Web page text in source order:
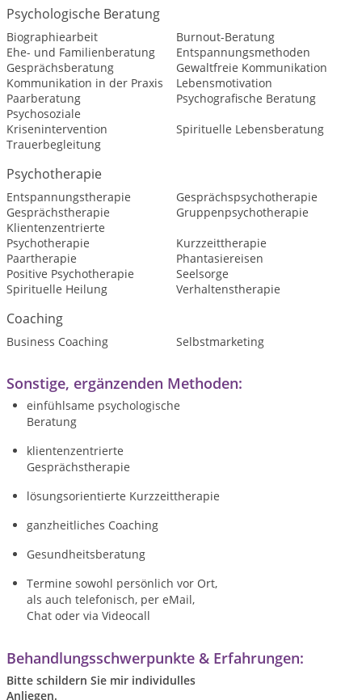
Psychologische Beratung
Biographiearbeit
Burnout-Beratung
Ehe- und Familienberatung
Entspannungsmethoden
Gesprächsberatung
Gewaltfreie Kommunikation
Kommunikation in der Praxis
Lebensmotivation
Paarberatung
Psychografische Beratung
Psychosoziale
Krisenintervention
Spirituelle Lebensberatung
Trauerbegleitung
Psychotherapie
Entspannungstherapie
Gesprächspsychotherapie
Gesprächstherapie
Gruppenpsychotherapie
Klientenzentrierte
Psychotherapie
Kurzzeittherapie
Paartherapie
Phantasiereisen
Positive Psychotherapie
Seelsorge
Spirituelle Heilung
Verhaltenstherapie
Coaching
Business Coaching Selbstmarketing
Sonstige, ergänzenden Methoden:
einfühlsame psychologische
Beratung
klientenzentrierte
Gesprächstherapie
lösungsorientierte Kurzzeittherapie
ganzheitliches Coaching
Gesundheitsberatung
Termine sowohl persönlich vor Ort,
als auch telefonisch, per eMail,
Chat oder via Videocall
Behandlungsschwerpunkte & Erfahrungen:
Bitte schildern Sie mir individulles
Anliegen.